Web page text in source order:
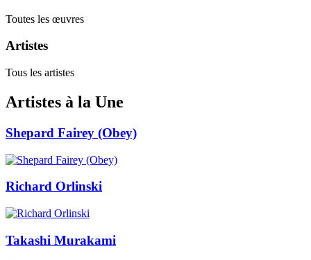
Toutes les œuvres
Artistes
Tous les artistes
Artistes à la Une
Shepard Fairey (Obey)
Richard Orlinski
Takashi Murakami